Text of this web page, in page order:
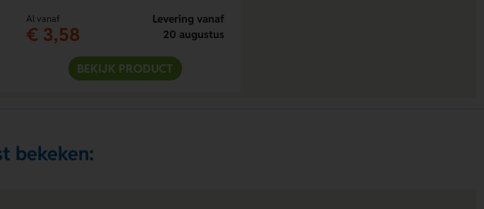
Al vanaf
€ 3,58
Levering vanaf
20 augustus
BEKIJK PRODUCT
bekeken: